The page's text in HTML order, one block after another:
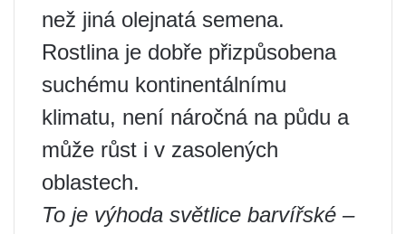
než jiná olejnatá semena.
Rostlina je dobře přizpůsobena
suchému kontinentálnímu
klimatu, není náročná na půdu a
může růst i v zasolených
oblastech.
To je výhoda světlice barvířské –